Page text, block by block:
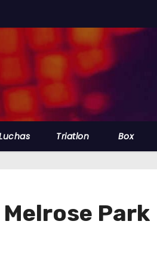
Triatlon Box
Park